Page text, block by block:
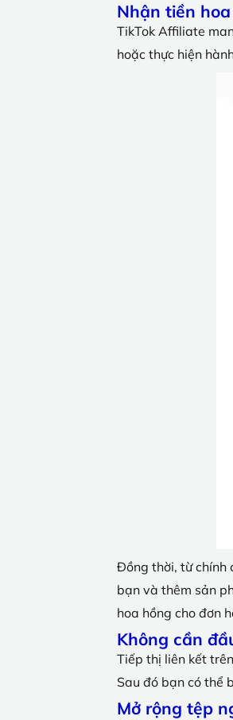
Nhận tiền
TikTok Affiliate
hoặc thực hiện
Đồng thời, từ chính
bạn và thêm sản
hoa hồng cho đơn
Không cần
Tiếp thị liên kết
Sau đó bạn có thể
Mở rộng tệp